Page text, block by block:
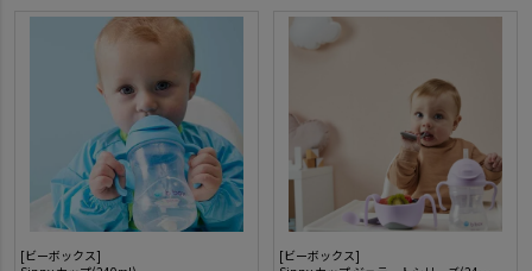
[ビーボックス]
[ビーボックス]